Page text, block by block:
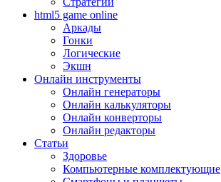
html5 game online
Аркады
Гонки
Логические
Экшн
Онлайн инструменты
Онлайн генераторы
Онлайн калькуляторы
Онлайн конверторы
Онлайн редакторы
Статьи
Здоровье
Компьютерные комплектующие